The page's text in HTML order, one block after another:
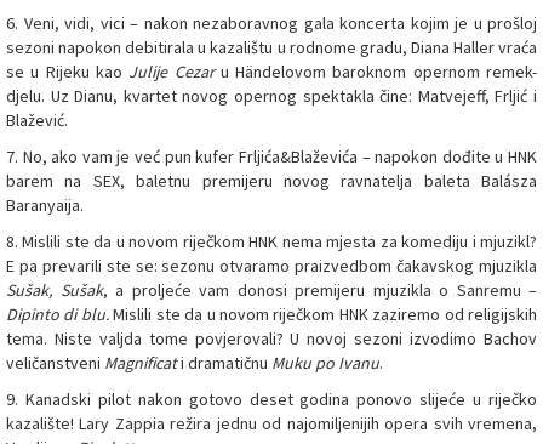
6. Veni, vidi, vici – nakon nezaboravnog gala koncerta kojim je u prošloj
sezoni napokon debitirala u kazalištu u rodnome gradu, Diana Haller vraća
se u Rijeku kao Julije Cezaru Händelovom baroknom opernom remek-
djelu. Uz Dianu, kvartet novog opernog spektakla čine: Matvejeff, Frljić i
Blažević.
7. No, ako vam je već pun kufer Frljića&Blaževića – napokon dođite u HNK
barem na SEX, baletnu premijeru novog ravnatelja baleta Balásza
Baranyaija.
8. Mislili ste da u novom riječkom HNK nema mjesta za komediju i mjuzikl?
E pa prevarili ste se: sezonu otvaramo praizvedbom čakavskog mjuzikla
Sušak, Sušak, a proljeće vam donosi premijeru mjuzikla o Sanremu –
Dipinto di blu.Mislili ste da u novom riječkom HNK zaziremo od religijskih
tema. Niste valjda tome povjerovali? U novoj sezoni izvodimo Bachov
veličanstveni Magnificati dramatičnu Muku po Ivanu.
9. Kanadski pilot nakon gotovo deset godina ponovo slijeće u riječko
kazalište! Lary Zappia režira jednu od najomiljenijih opera svih vremena,